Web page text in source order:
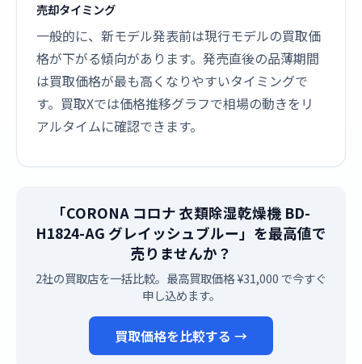
売却タイミング
一般的に、新モデル発表前は現行モデルの買取価
格が下がる傾向があります。発売直後の品薄期間
は買取価格が最も高くなりやすいタイミングで
す。買取Xでは価格推移グラフで相場の動きをリ
アルタイムに確認できます。
「CORONA コロナ 衣類除湿乾燥機 BD-
H1824-AG グレイッシュブルー」を最高値で
売りませんか？
2社の買取店を一括比較。最高買取価格 ¥31,000 で今すぐ
申し込めます。
買取価格を比較する →